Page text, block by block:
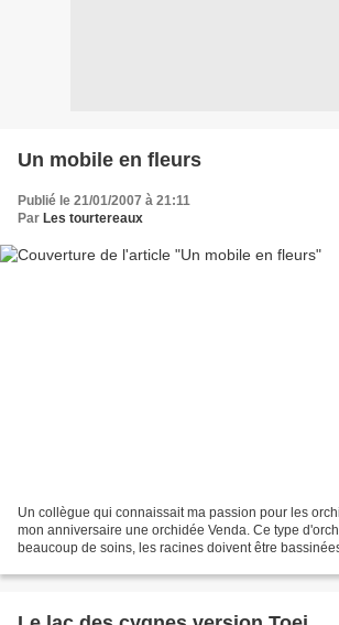
Un mobile en fleurs
Publié le 21/01/2007 à 21:11
Par Les tourtereaux
Un collègue qui connaissait ma passion pour les
mon anniversaire une orchidée Venda. Ce type
beaucoup de soins, les racines doivent être